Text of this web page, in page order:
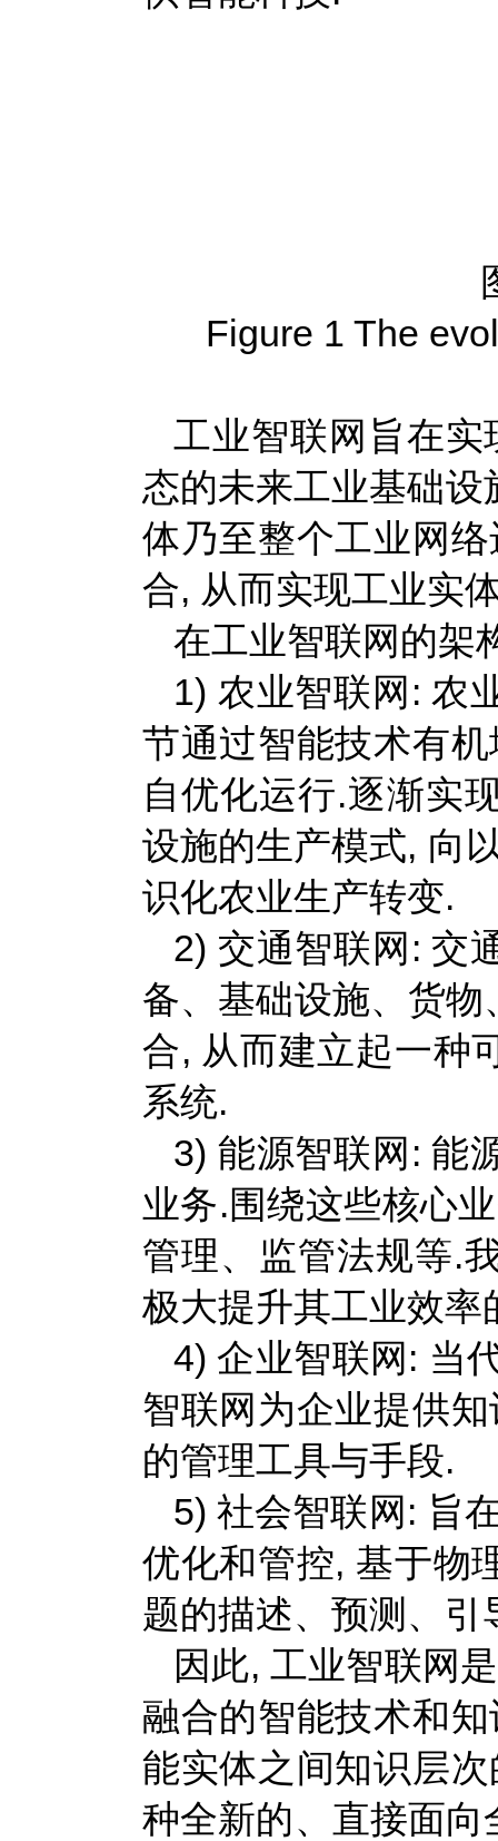
Figure 1 The
工业智联网旨在
态的未来工业基础
体乃至整个工业网
合, 从而实现工业实
在工业智联网的架
1) 农业智联网: 农
节通过智能技术有
自优化运行.逐渐实
设施的生产模式, 向
识化农业生产转变.
2) 交通智联网: 交
备、基础设施、货
合, 从而建立起一种
系统.
3) 能源智联网: 能
业务.围绕这些核心
管理、监管法规等.
极大提升其工业效
4) 企业智联网: 当
智联网为企业提供
的管理工具与手段.
5) 社会智联网: 旨
优化和管控, 基于物
题的描述、预测、
因此, 工业智联网
融合的智能技术和
能实体之间知识层
种全新的、直接面